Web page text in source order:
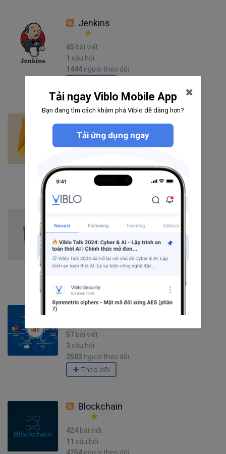
Jenkins
65 bài viết
1 câu hỏi
1444 người theo dõi
3061người theo dõi
Theo dõi
248 bài viết
19câu hỏi
4242người theo dõi
57 bài viết
3 câu hỏi
2503 người theo dõi
Theo dõi
Blockchain
424 bài viết
11 câu hỏi
Tải ngay Viblo Mobile App
Bạn đang tìm cách khám phá Viblo dễ dàng hơn?
Tải ứng dụng ngay